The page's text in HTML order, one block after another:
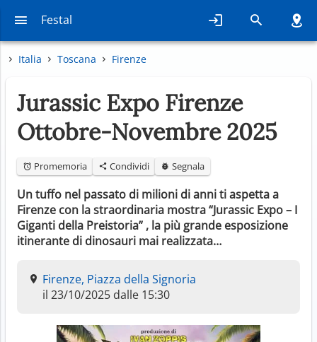
Festal
Italia Toscana Firenze
Jurassic Expo Firenze
Ottobre-Novembre 2025
Promemoria Condividi Segnala
Un tuffo nel passato di milioni di anni ti aspetta a
Firenze con la straordinaria mostra “Jurassic Expo – I
Giganti della Preistoria” , la più grande esposizione
itinerante di dinosauri mai realizzata…
Firenze, Piazza della Signoria
il 23/10/2025 dalle 15:30